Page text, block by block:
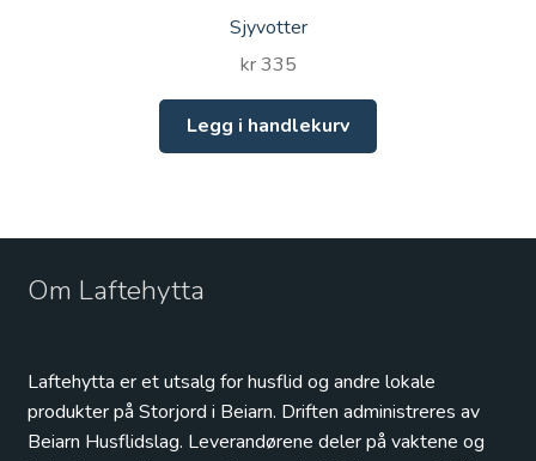
Sjyvotter
kr335
Legg i handlekurv
Om Laftehytta
Laftehytta er et utsalg for husflid og andre lokale
produkter på Storjord i Beiarn. Driften administreres av
Beiarn Husflidslag. Leverandørene deler på vaktene og